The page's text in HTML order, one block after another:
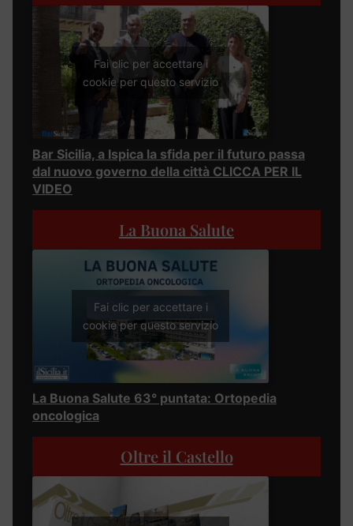
Fai clic per accettare i
cookie per questo servizio
Bar Sicilia, a Ispica la sfida per il futuro passa
dal nuovo governo della città CLICCA PER IL
VIDEO
La Buona Salute
Fai clic per accettare i
cookie per questo servizio
La Buona Salute 63° puntata: Ortopedia
oncologica
Oltre il Castello